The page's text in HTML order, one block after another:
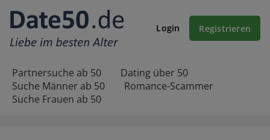
Login Registrieren
Partnersuche ab 50
Dating über 50
Suche Männer ab 50
Romance-Scammer
Suche Frauen ab 50